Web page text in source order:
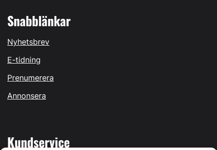
Snabblänkar
Nyhetsbrev
E-tidning
Prenumerera
Annonsera
Kundservice